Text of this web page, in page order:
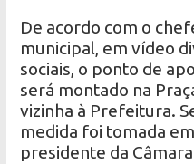
De acordo com o
municipal, em vídeo
sociais, o ponto de
será montado na
vizinha à Prefeitura.
medida foi tomada
presidente da